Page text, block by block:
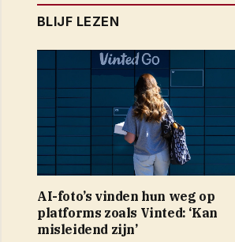
BLIJF LEZEN
AI-foto’s vinden hun weg op
platforms zoals Vinted: ‘Kan
misleidend zijn’